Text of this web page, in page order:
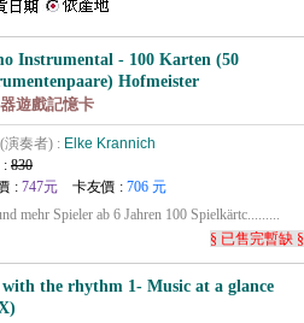
Instrumental - 100 Karten (50
Hofmeister
遊戲記憶卡
(演奏者) : Elke Krannich
: 830
: 747元 卡友價 : 706 元
mehr Spieler ab 6 Jahren 100 Spielkärtc.........
§ 已售完暫缺 §
the rhythm 1- Music at a glance